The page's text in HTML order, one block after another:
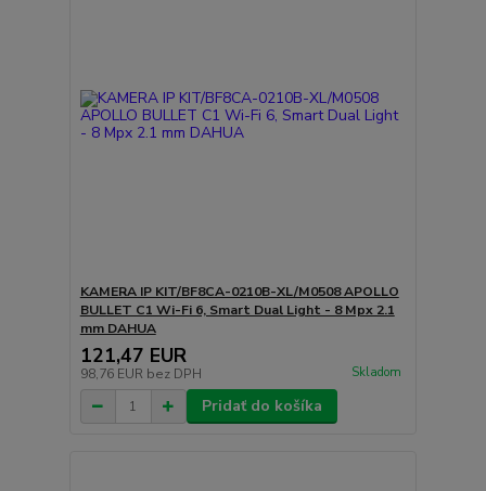
KAMERA IP KIT/BF8CA-0210B-XL/M0508 APOLLO
BULLET C1 Wi-Fi 6, Smart Dual Light - 8 Mpx 2.1
mm DAHUA
121,47 EUR
98,76 EUR bez DPH Skladom
Pridať do košíka